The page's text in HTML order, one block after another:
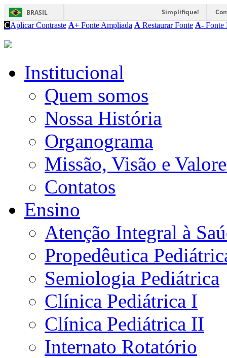
BRASIL Simplifique!
CAplicar Contraste A+ Fonte Ampliada A Restaurar Fonte A- Fonte
Institucional
Quem somos
Nossa História
Organograma
Missão, Visão e
Contatos
Ensino
Atenção Integral à
Propedêutica
Semiologia Pediátrica
Clínica Pediátrica I
Clínica Pediátrica II
Internato Rotatório